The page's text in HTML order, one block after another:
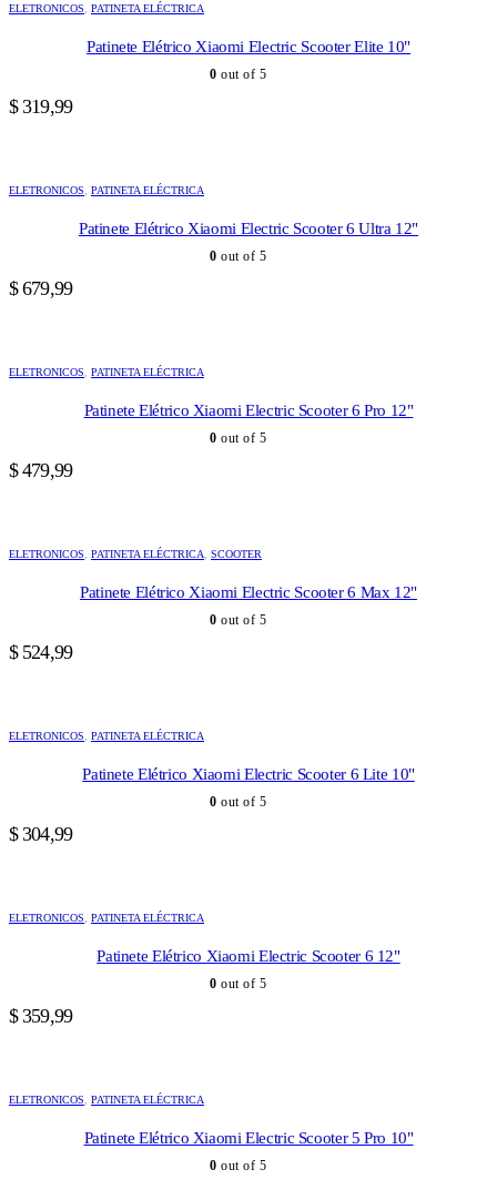
ELETRONICOS PATINETA ELÉCTRICA
Patinete Elétrico Xiaomi Electric Scooter Elite 10"
0 out of 5
$319,99
ELETRONICOS PATINETA ELÉCTRICA
Patinete Elétrico Xiaomi Electric Scooter 6 Ultra 12"
0 out of 5
$679,99
ELETRONICOS PATINETA ELÉCTRICA
Patinete Elétrico Xiaomi Electric Scooter 6 Pro 12"
0 out of 5
$479,99
ELETRONICOS PATINETA ELÉCTRICA SCOOTER
Patinete Elétrico Xiaomi Electric Scooter 6 Max 12"
0 out of 5
$524,99
ELETRONICOS PATINETA ELÉCTRICA
Patinete Elétrico Xiaomi Electric Scooter 6 Lite 10"
0 out of 5
$304,99
ELETRONICOS PATINETA ELÉCTRICA
Patinete Elétrico Xiaomi Electric Scooter 6 12"
0 out of 5
$359,99
ELETRONICOS PATINETA ELÉCTRICA
Patinete Elétrico Xiaomi Electric Scooter 5 Pro 10"
0 out of 5